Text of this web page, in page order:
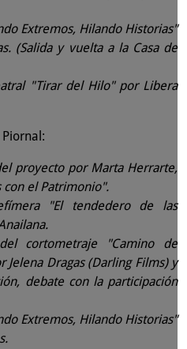
Extremos, Hilando Historias"
(Salida y vuelta a la Casa de
"Tirar del Hilo" por Libera
proyecto por Marta Herrarte,
con el Patrimonio".
"El tendedero de las
cortometraje "Camino de
Jelena Dragas (Darling Films) y
debate con la participación
Extremos, Hilando Historias"